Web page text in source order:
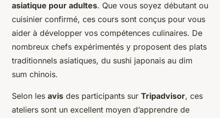
asiatique pour adultes. Que vous soyez débutant ou
cuisinier confirmé, ces cours sont conçus pour vous
aider à développer vos compétences culinaires. De
nombreux chefs expérimentés y proposent des plats
traditionnels asiatiques, du sushi japonais au dim
sum chinois.
Selon les avis des participants sur Tripadvisor, ces
ateliers sont un excellent moyen d’apprendre de